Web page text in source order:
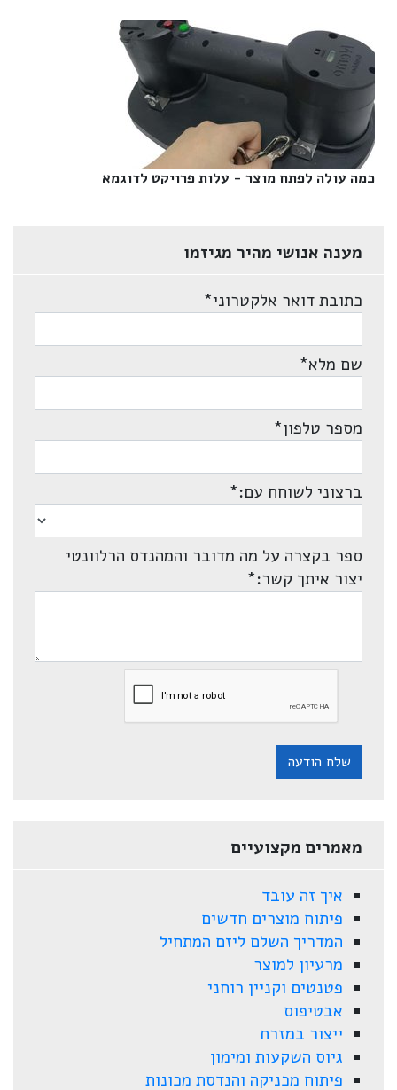
כמה עולה לפתח מוצר - עלות פרויקט לדוגמא‎
מענה אנושי מהיר מגיזמו
כתובת דואר אלקטרוני*
שם מלא*
מספר טלפון*
ברצוני לשוחח עם:*
ספר בקצרה על מה מדובר והמהנדס הרלוונטי
יצור איתך קשר:*
שלח הודעה
מאמרים מקצועיים
איך זה עובד
פיתוח מוצרים חדשים
המדריך השלם ליזם המתחיל
מרעיון למוצר
פטנטים וקניין רוחני
אבטיפוס
ייצור במזרח
גיוס השקעות ומימון
פיתוח מכניקה והנדסת מכונות